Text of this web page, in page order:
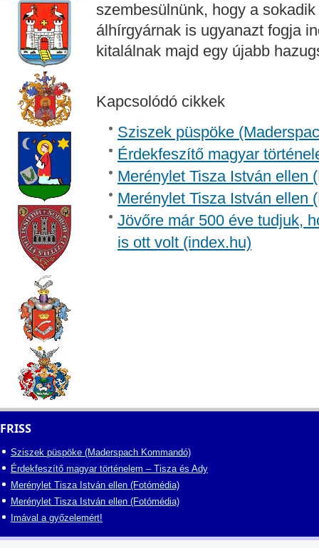
szembesülnünk, hogy a
álhírgyárnak is ugyanazt fogja
kitalálnak majd egy újabb
Kapcsolódó cikkek
Sziszek püspöke
Érdekfeszítő magyar
Merénylet Tisza István ellen
Merénylet Tisza István ellen
Jövőre már 500 éve tudjuk,
is ott volt (index.hu)
FRISS
Sziszek püspöke (Maderspach Kommandó)
Érdekfeszítő magyar történelem – Tisza és Ady
Merénylet Tisza István ellen (Fotómédia)
Merénylet Tisza István ellen (Fotómédia)
Imával a győzelemért!